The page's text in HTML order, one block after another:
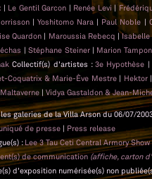
| Le Gentil Garcon | Renée Levi|
|Yoshitomo Nara | Paul Noble |
Quardon | Maroussia Rebecq |Isabelle
|Stéphane Steiner | Marion
Collectif(s) d'artistes :3e Hypothèse |
Coquatrix & Marie-Ève Mestre | Hektor |
| Vidya Gastaldon & Jean-
galeries de la Villa Arson du 06/07/
de presse | Press release
:Lee 3 Tau Ceti Central Armory Show
de communication (affiche, carton
d'exposition numérisée(s) non